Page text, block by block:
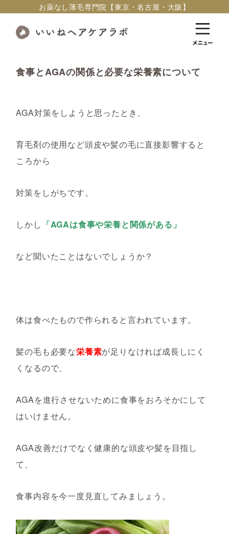
お薬なし薄毛専門院【東京・名古屋・大阪】
食事とAGAの関係と必要な栄養素について
AGA対策をしようと思ったとき、
育毛剤の使用など頭皮や髪の毛に直接影響すると
ころから
対策をしがちです。
しかし 「AGAは食事や栄養と関係がある」
など聞いたことはないでしょうか？
体は食べたもので作られると言われています。
髪の毛も必要な栄養素が足りなければ成長しにく
くなるので、
AGAを進行させないために食事をおろそかにして
はいけません。
AGA改善だけでなく健康的な頭皮や髪を目指し
て、
食事内容を今一度見直してみましょう。